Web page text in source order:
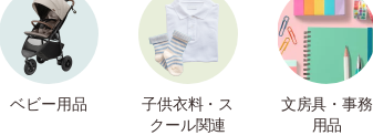
ベビー用品
子供衣料・ス
クール関連
文房具・事務
用品